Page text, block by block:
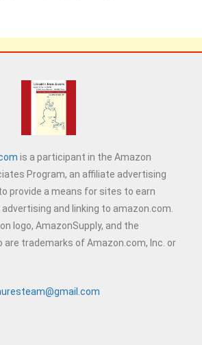
is a participant in the Amazon
Program, an affiliate advertising
provide a means for sites to earn
and linking to amazon.com.
logo, AmazonSupply, and the
are trademarks of Amazon.com, Inc. or